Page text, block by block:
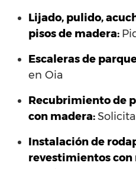
Lijado, pulido,
pisos de madera:
Escaleras de
en Oia
Recubrimiento de
con madera:
Instalación de
revestimientos con